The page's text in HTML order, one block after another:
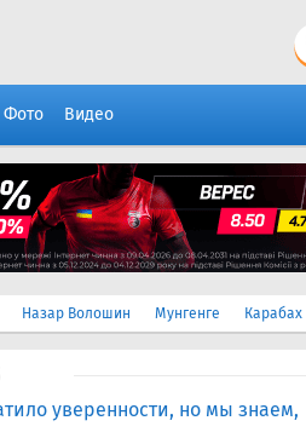
Фото Видео
Назар Волошин Мунгенге Карабах
уверенности, но мы знаем,